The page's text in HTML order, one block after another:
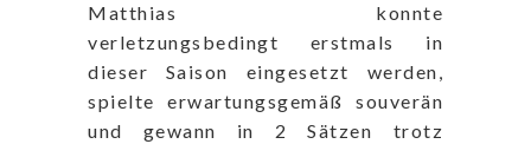
Matthias konnte
verletzungsbedingt erstmals in
dieser Saison eingesetzt werden,
spielte erwartungsgemäß souverän
und gewann in 2 Sätzen trotz